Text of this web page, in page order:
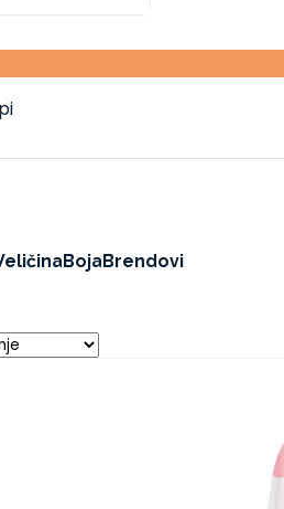
BojaBrendovi